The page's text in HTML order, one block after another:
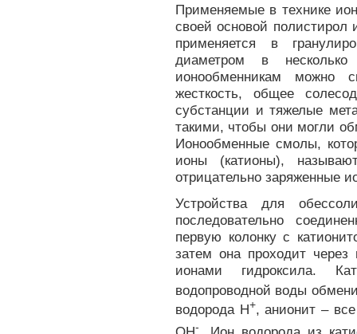
Применяемые в технике
своей основой
применяется в
диаметром в несколько
ионообменникам можно
жесткость, общее
субстанции и тяжелые
такими, чтобы они могли
Ионообменные смолы,
ионы (катионы),
отрицательно заряженные
Устройства для
последовательно
первую колонку с
затем она проходит через
ионами гидроксила.
водопроводной воды
водорода H+, анионит –
-